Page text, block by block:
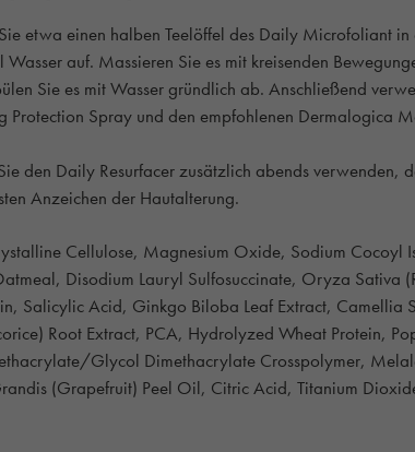
etwa einen halben Teelöffel des Daily Microfoliant
Wasser auf. Massieren Sie es mit kreisenden
Sie es mit Wasser gründlich ab. Anschließend
Protection Spray und den empfohlenen Dermalogica
den Daily Resurfacer zusätzlich abends verwenden,
Anzeichen der Hautalterung.
Cellulose, Magnesium Oxide, Sodium Cocoyl
Disodium Lauryl Sulfosuccinate, Oryza Sativa
Salicylic Acid, Ginkgo Biloba Leaf Extract, Camellia
Root Extract, PCA, Hydrolyzed Wheat Protein,
Glycol Dimethacrylate Crosspolymer,
(Grapefruit) Peel Oil, Citric Acid, Titanium